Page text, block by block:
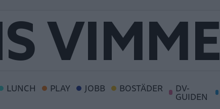
LUNCH PLAY JOBB BOSTÄDER DV-
GUIDEN